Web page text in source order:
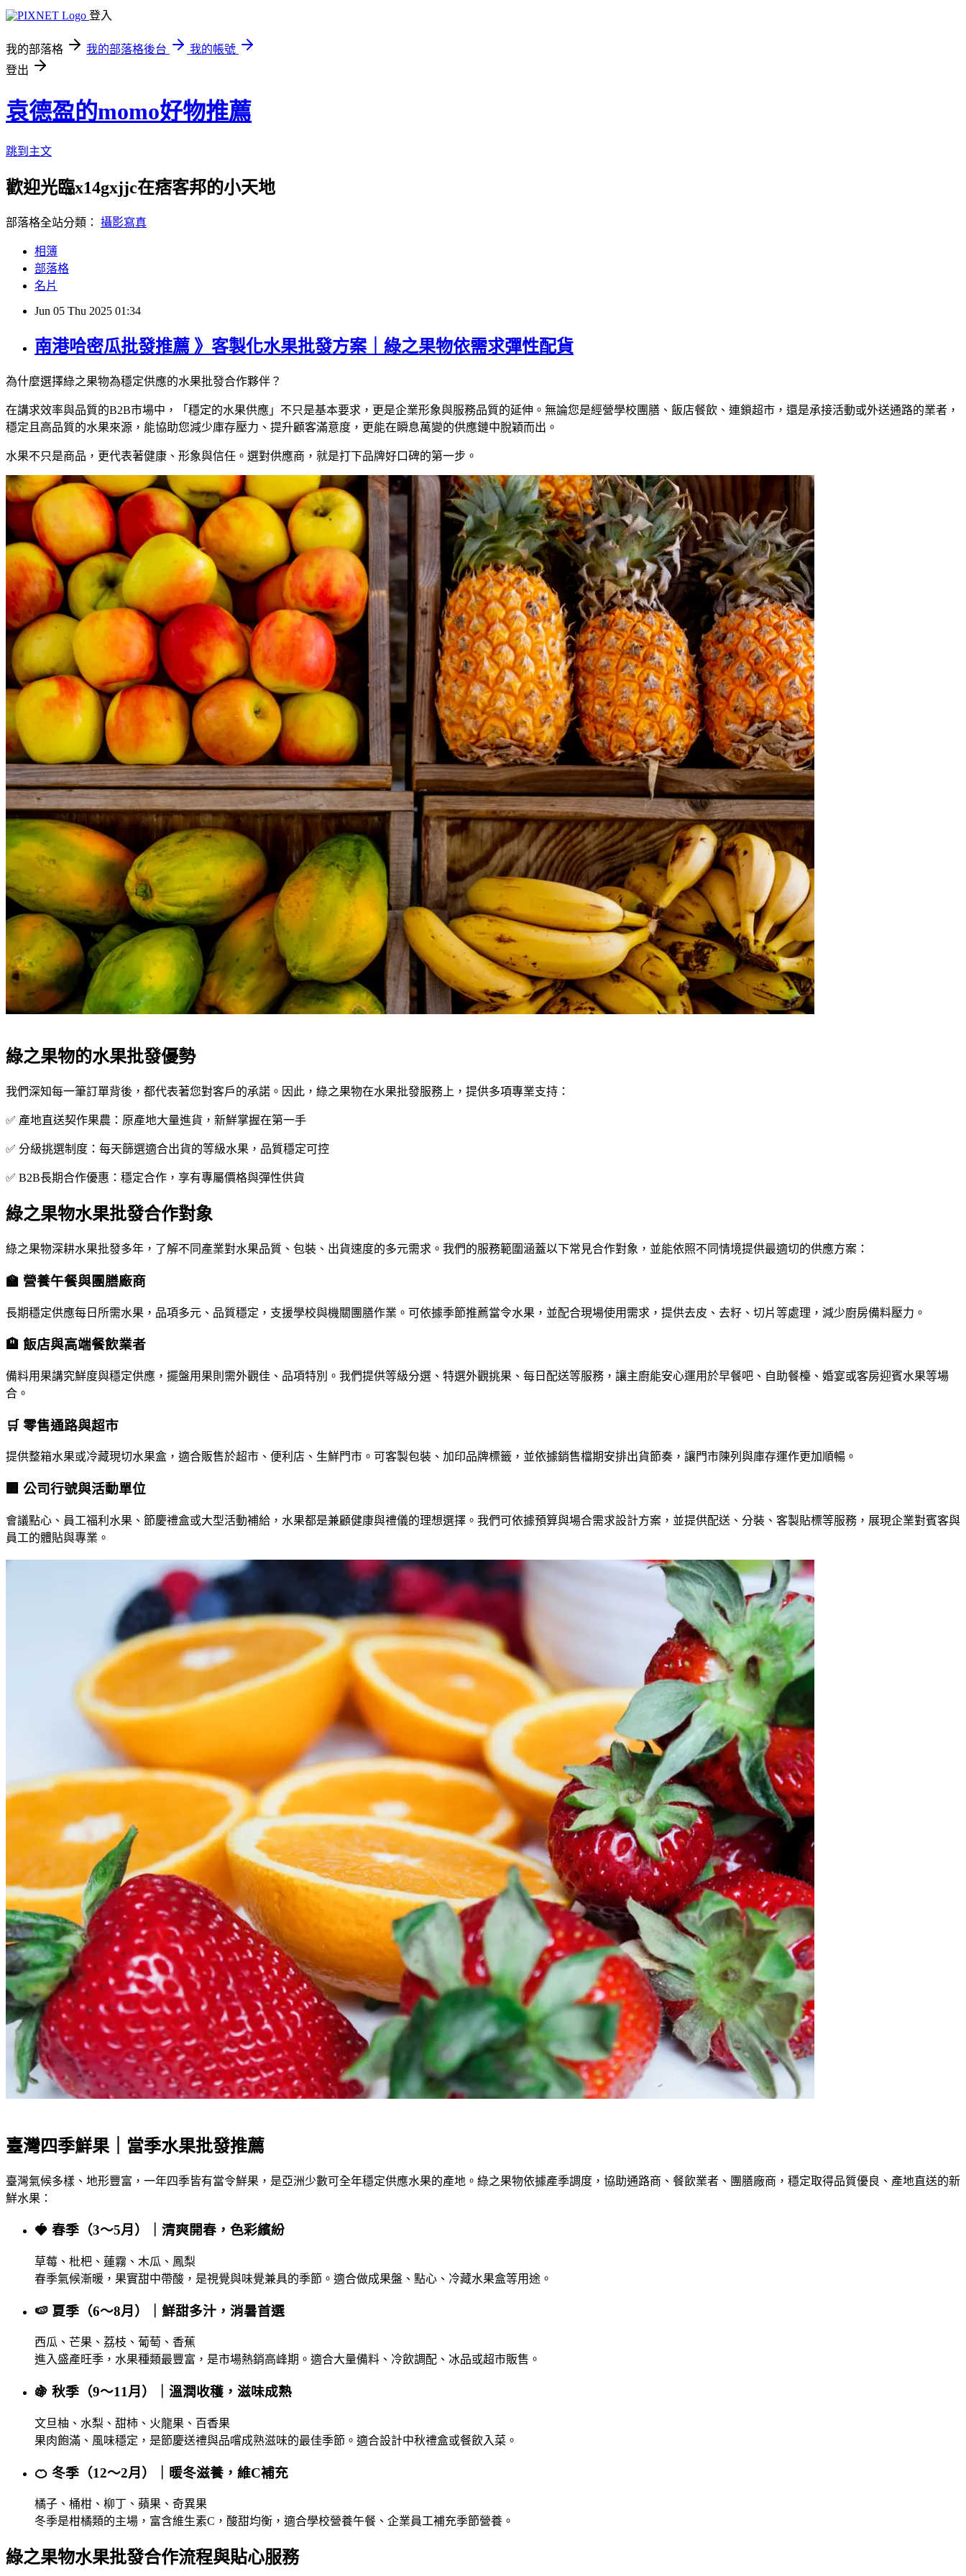
登入
我的部落格 我的部落格後台
我的帳號
登出
袁德盈的momo好物推薦
跳到主文
歡迎光臨x14gxjjc在痞客邦的小天地
部落格全站分類： 攝影寫真
相簿
部落格
名片
Jun 05 Thu 2025 01:34
南港哈密瓜批發推薦 》客製化水果批發方案｜綠之果物依需求彈性配貨
為什麼選擇綠之果物為穩定供應的水果批發合作夥伴？
在講求效率與品質的B2B市場中，「穩定的水果供應」不只是基本要求，更是企業形象與服務品質的延伸。無論您是經營學校團膳、飯店餐飲、連鎖超市，還是承接活動或外送通路的業者，
穩定且高品質的水果來源，能協助您減少庫存壓力、提升顧客滿意度，更能在瞬息萬變的供應鏈中脫穎而出。
水果不只是商品，更代表著健康、形象與信任。選對供應商，就是打下品牌好口碑的第一步。
綠之果物的水果批發優勢
我們深知每一筆訂單背後，都代表著您對客戶的承諾。因此，綠之果物在水果批發服務上，提供多項專業支持：
✅ 產地直送契作果農：原產地大量進貨，新鮮掌握在第一手
✅ 分級挑選制度：每天篩選適合出貨的等級水果，品質穩定可控
✅ B2B長期合作優惠：穩定合作，享有專屬價格與彈性供貨
綠之果物水果批發合作對象
綠之果物深耕水果批發多年，了解不同產業對水果品質、包裝、出貨速度的多元需求。我們的服務範圍涵蓋以下常見合作對象，並能依照不同情境提供最適切的供應方案：
🏫 營養午餐與團膳廠商
長期穩定供應每日所需水果，品項多元、品質穩定，支援學校與機關團膳作業。可依據季節推薦當令水果，並配合現場使用需求，提供去皮、去籽、切片等處理，減少廚房備料壓力。
🏨 飯店與高端餐飲業者
備料用果講究鮮度與穩定供應，擺盤用果則需外觀佳、品項特別。我們提供等級分選、特選外觀挑果、每日配送等服務，讓主廚能安心運用於早餐吧、自助餐檯、婚宴或客房迎賓水果等場
合。
🛒 零售通路與超市
提供整箱水果或冷藏現切水果盒，適合販售於超市、便利店、生鮮門市。可客製包裝、加印品牌標籤，並依據銷售檔期安排出貨節奏，讓門市陳列與庫存運作更加順暢。
🏢 公司行號與活動單位
會議點心、員工福利水果、節慶禮盒或大型活動補給，水果都是兼顧健康與禮儀的理想選擇。我們可依據預算與場合需求設計方案，並提供配送、分裝、客製貼標等服務，展現企業對賓客與
員工的體貼與專業。
臺灣四季鮮果｜當季水果批發推薦
臺灣氣候多樣、地形豐富，一年四季皆有當令鮮果，是亞洲少數可全年穩定供應水果的產地。綠之果物依據產季調度，協助通路商、餐飲業者、團膳廠商，穩定取得品質優良、產地直送的新
鮮水果：
🍓 春季（3～5月）｜清爽開春，色彩繽紛
草莓、枇杷、蓮霧、木瓜、鳳梨
春季氣候漸暖，果實甜中帶酸，是視覺與味覺兼具的季節。適合做成果盤、點心、冷藏水果盒等用途。
🍉 夏季（6～8月）｜鮮甜多汁，消暑首選
西瓜、芒果、荔枝、葡萄、香蕉
進入盛產旺季，水果種類最豐富，是市場熱銷高峰期。適合大量備料、冷飲調配、冰品或超市販售。
🍇 秋季（9～11月）｜溫潤收穫，滋味成熟
文旦柚、水梨、甜柿、火龍果、百香果
果肉飽滿、風味穩定，是節慶送禮與品嚐成熟滋味的最佳季節。適合設計中秋禮盒或餐飲入菜。
🍊 冬季（12～2月）｜暖冬滋養，維C補充
橘子、桶柑、柳丁、蘋果、奇異果
冬季是柑橘類的主場，富含維生素C，酸甜均衡，適合學校營養午餐、企業員工補充季節營養。
綠之果物水果批發合作流程與貼心服務